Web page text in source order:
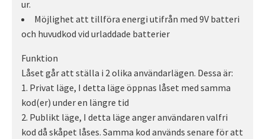
ur.
Möjlighet att tillföra energi utifrån med 9V batteri
och huvudkod vid urladdade batterier
Funktion
Låset går att ställa i 2 olika användarlägen. Dessa är:
1. Privat läge, I detta läge öppnas låset med samma
kod(er) under en längre tid
2. Publikt läge, I detta läge anger användaren valfri
kod då skåpet låses. Samma kod används senare för att